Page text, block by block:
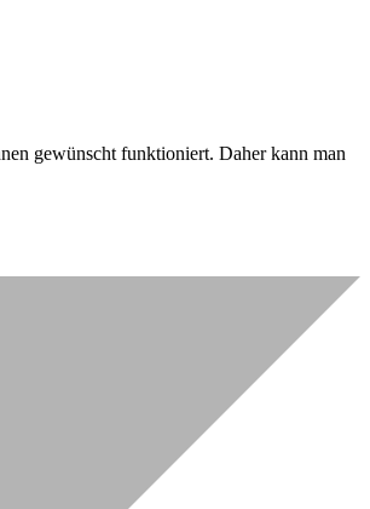
gewünscht funktioniert. Daher kann man